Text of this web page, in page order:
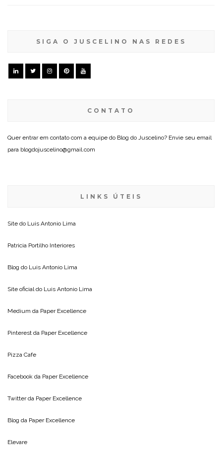
SIGA O JUSCELINO NAS REDES
CONTATO
Quer entrar em contato com a equipe do Blog do Juscelino? Envie seu email
para blogdojuscelino@gmail.com
LINKS ÚTEIS
Site do Luis Antonio Lima
Patricia Portilho Interiores
Blog do Luis Antonio Lima
Site oficial do Luis Antonio Lima
Medium da Paper Excellence
Pinterest da Paper Excellence
Pizza Cafe
Facebook da Paper Excellence
Twitter da Paper Excellence
Blog da Paper Excellence
Elevare